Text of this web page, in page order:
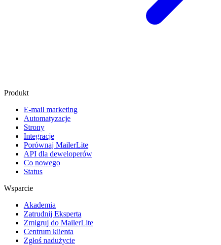
Produkt
E-mail marketing
Automatyzacje
Strony
Integracje
Porównaj MailerLite
API dla deweloperów
Co nowego
Status
Wsparcie
Akademia
Zatrudnij Eksperta
Zmigruj do MailerLite
Centrum klienta
Zgłoś nadużycie